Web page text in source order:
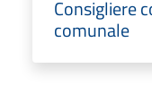
Consigliere
comunale